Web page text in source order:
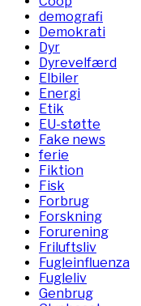
demografi
Demokrati
Dyr
Dyrevelfærd
Elbiler
Energi
Etik
EU-støtte
Fake news
ferie
Fiktion
Fisk
Forbrug
Forskning
Forurening
Friluftsliv
Fugleinfluenza
Fugleliv
Genbrug